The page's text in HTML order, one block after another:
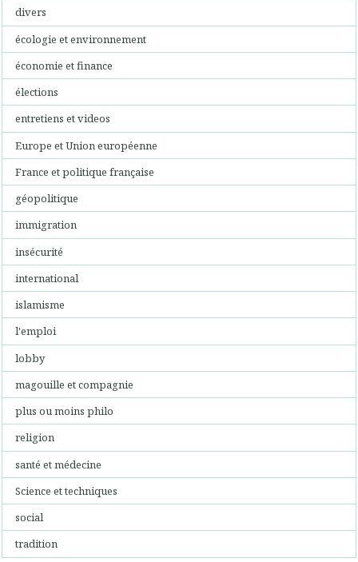
divers
écologie et environnement
économie et finance
élections
entretiens et videos
Europe et Union européenne
France et politique française
géopolitique
immigration
insécurité
international
islamisme
l'emploi
lobby
magouille et compagnie
plus ou moins philo
religion
santé et médecine
Science et techniques
social
tradition